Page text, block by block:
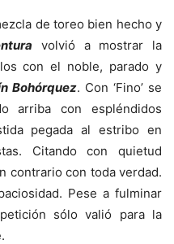
de toreo bien hecho y
volvió a mostrar la
con el noble, parado y
Bohórquez. Con ‘Fino’ se
arriba con espléndidos
pegada al estribo en
Citando con quietud
contrario con toda verdad.
Pese a fulminar
sólo valió para la